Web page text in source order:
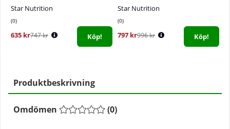
Star Nutrition
0
635 kr747 kr Köp!
Star Nutrition
0
797 kr996 kr Köp!
Produktbeskrivning
Omdömen (0)